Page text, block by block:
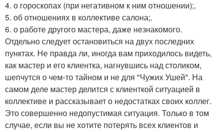
4. о гороскопах (при негативном к ним отношении);.
5. об отношениях в коллективе салона;.
6. о работе другого мастера, даже незнакомого.
Отдельно следует остановиться на двух последних
пунктах. Не правда ли, иногда вам приходилось видеть,
как мастер и его клиентка, нагнувшись над столиком,
шепчутся о чем-то тайном и не для "Чужих Ушей". На
самом деле мастер делится с клиенткой ситуацией в
коллективе и рассказывает о недостатках своих коллег.
Это совершенно недопустимая ситуация. Только в том
случае, если вы не хотите потерять всех клиентов и